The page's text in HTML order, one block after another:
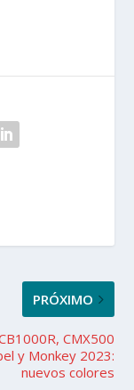
PRÓXIMO
CMX500
y Monkey 2023:
nuevos colores